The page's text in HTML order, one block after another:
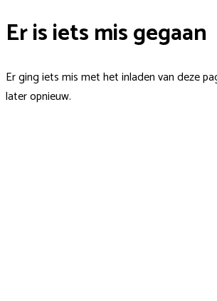
Er is iets mis gegaan
Er ging iets mis met het inladen van deze
later opnieuw.